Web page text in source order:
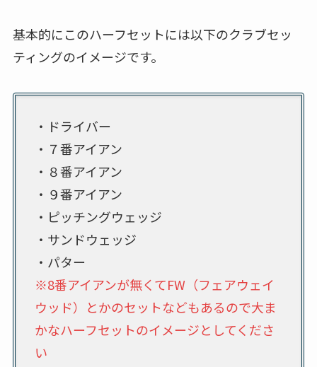
基本的にこのハーフセットには以下のクラブセッ
ティングのイメージです。
・ドライバー
・７番アイアン
・８番アイアン
・９番アイアン
・ピッチングウェッジ
・サンドウェッジ
・パター
※8番アイアンが無くてFW（フェアウェイ
ウッド）とかのセットなどもあるので大ま
かなハーフセットのイメージとしてくださ
い